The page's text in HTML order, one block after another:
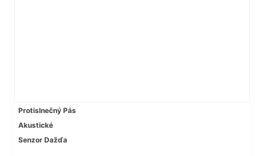
Protislnečný Pás
Akustické
Senzor Dažďa